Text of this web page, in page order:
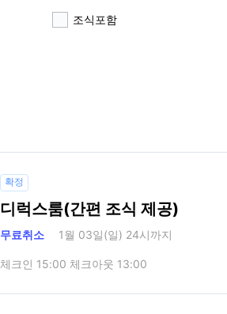
조식포함
확정
디럭스룸(간편 조식 제공)
무료취소 1월 03일(일) 24시까지
체크인 15:00 체크아웃 13:00